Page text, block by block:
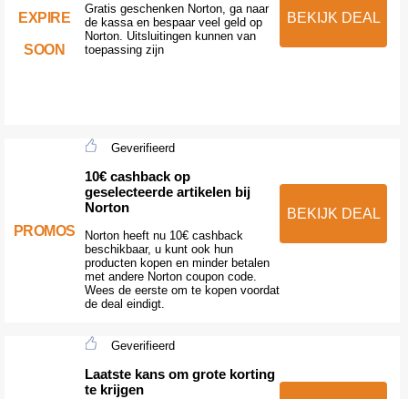
EXPIRE
SOON
Gratis geschenken Norton, ga naar
de kassa en bespaar veel geld op
Norton. Uitsluitingen kunnen van
toepassing zijn
BEKIJK DEAL
PROMOS
Geverifieerd
10€ cashback op
geselecteerde artikelen bij
Norton
Norton heeft nu 10€ cashback
beschikbaar, u kunt ook hun
producten kopen en minder betalen
met andere Norton coupon code.
Wees de eerste om te kopen voordat
de deal eindigt.
BEKIJK DEAL
Geverifieerd
Laatste kans om grote korting
te krijgen